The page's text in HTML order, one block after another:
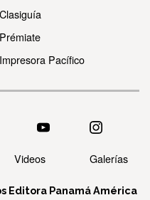
Clasiguía
Prémiate
Impresora Pacífico
Videos Galerías
Editora Panamá América